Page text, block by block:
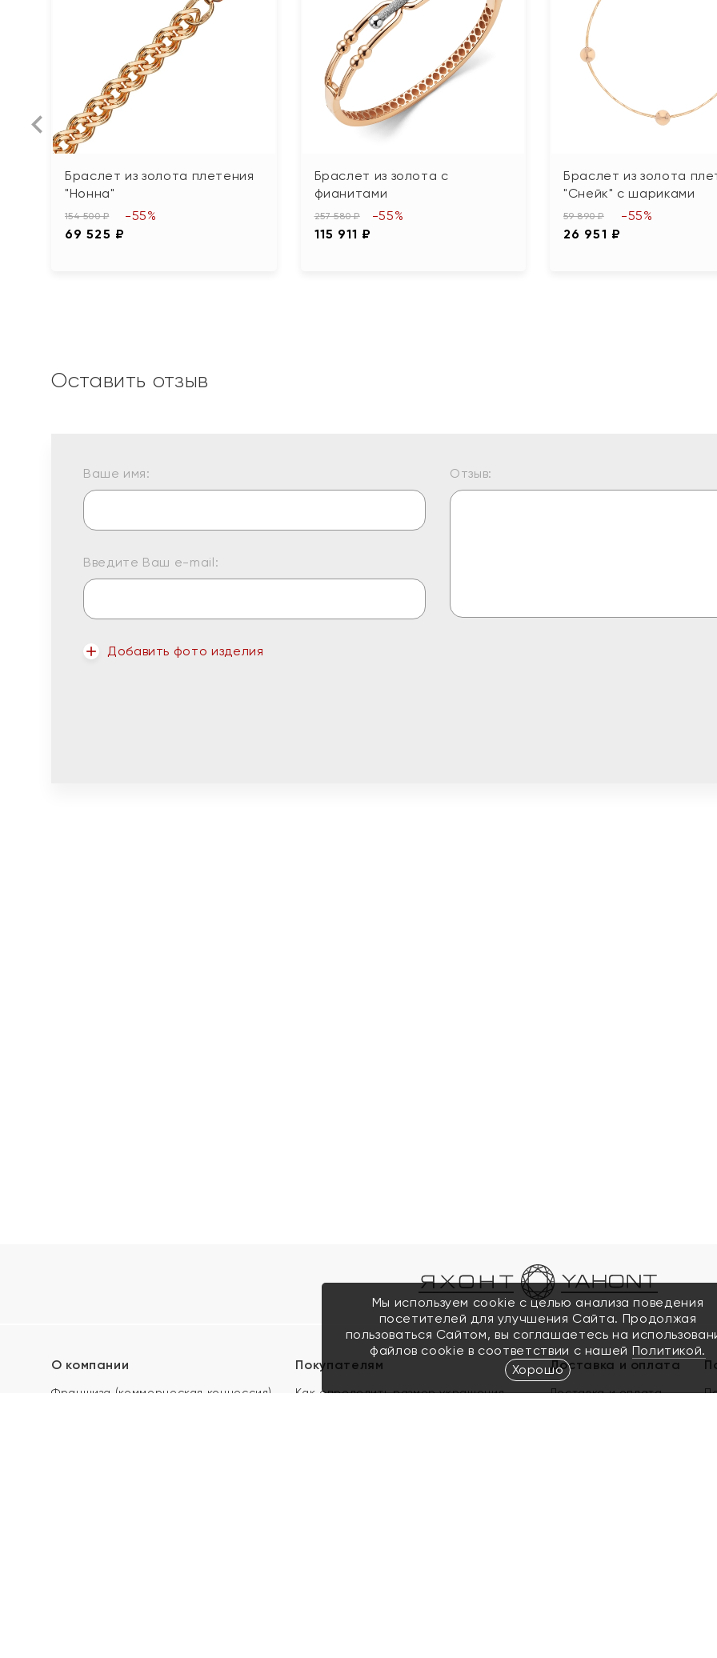
Браслет из золота плетения
"Нонна"
154 500 ₽
69 525 ₽
-55%
Браслет из золота с
фианитами
257 580 ₽
115 911 ₽
-55%
Браслет из золота
"Снейк" с шариками
59 890 ₽
26 951 ₽
-55%
Оставить отзыв
Ваше имя:
Введите Ваш e-mail:
Добавить фото изделия
Отзыв:
О компании
Франшиза (коммерческая концессия)
Покупателям
Как определить размер украшения
Доставка и оплата
Доставка и оплата
Мы используем cookie с целью анализа поведения
посетителей для улучшения Сайта. Продолжая
пользоваться Сайтом, вы соглашаетесь на
файлов cookie в соответствии с нашей Политикой.
Хорошо